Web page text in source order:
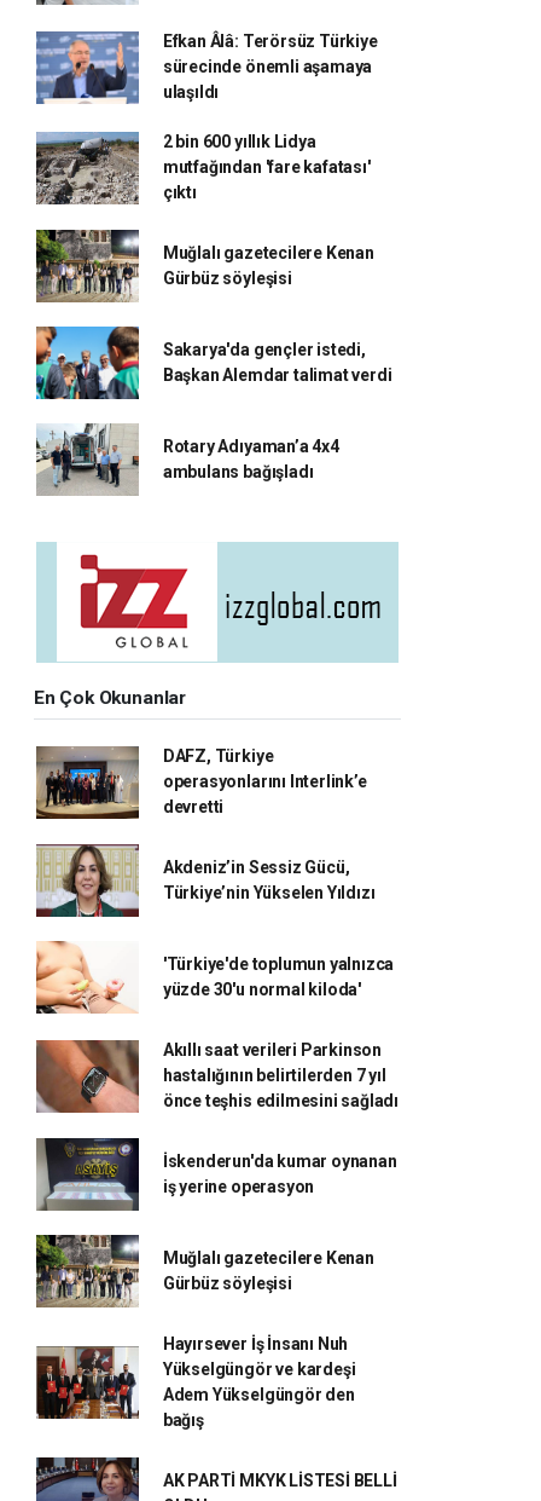
Efkan Âlâ: Terörsüz Türkiye
sürecinde önemli aşamaya
ulaşıldı
2 bin 600 yıllık Lidya
mutfağından 'fare kafatası'
çıktı
Muğlalı gazetecilere Kenan
Gürbüz söyleşisi
Sakarya'da gençler istedi,
Başkan Alemdar talimat verdi
Rotary Adıyaman’a 4x4
ambulans bağışladı
En Çok Okunanlar
DAFZ, Türkiye
operasyonlarını Interlink’e
devretti
Akdeniz’in Sessiz Gücü,
Türkiye’nin Yükselen Yıldızı
'Türkiye'de toplumun yalnızca
yüzde 30'u normal kiloda'
Akıllı saat verileri Parkinson
hastalığının belirtilerden 7 yıl
önce teşhis edilmesini sağladı
İskenderun'da kumar oynanan
iş yerine operasyon
Muğlalı gazetecilere Kenan
Gürbüz söyleşisi
Hayırsever İş İnsanı Nuh
Yükselgüngör ve kardeşi
Adem Yükselgüngör den
bağış
AK PARTİ MKYK LİSTESİ BELLİ